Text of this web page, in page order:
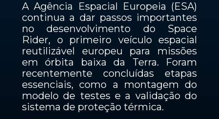
A Agência Espacial Europeia (ESA)
continua a dar passos importantes
no desenvolvimento do Space
Rider, o primeiro veículo espacial
reutilizável europeu para missões
em órbita baixa da Terra. Foram
recentemente concluídas etapas
essenciais, como a montagem do
modelo de testes e a validação do
sistema de proteção térmica.